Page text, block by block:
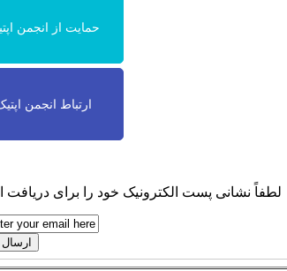
حمایت از انجمن
ارتباط انجمن
لطفاً نشانی پست الکترونیک خود را برای دریافت